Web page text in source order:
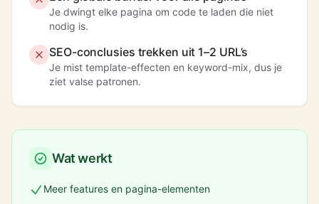
Je dwingt elke pagina om code te laden die niet
nodig is.
SEO-conclusies trekken uit 1–2 URL’s
Je mist template-effecten en keyword-mix, dus je
ziet valse patronen.
Wat werkt
Meer features en pagina-elementen